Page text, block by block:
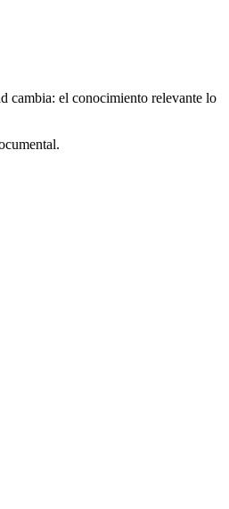
cambia: el conocimiento relevante lo